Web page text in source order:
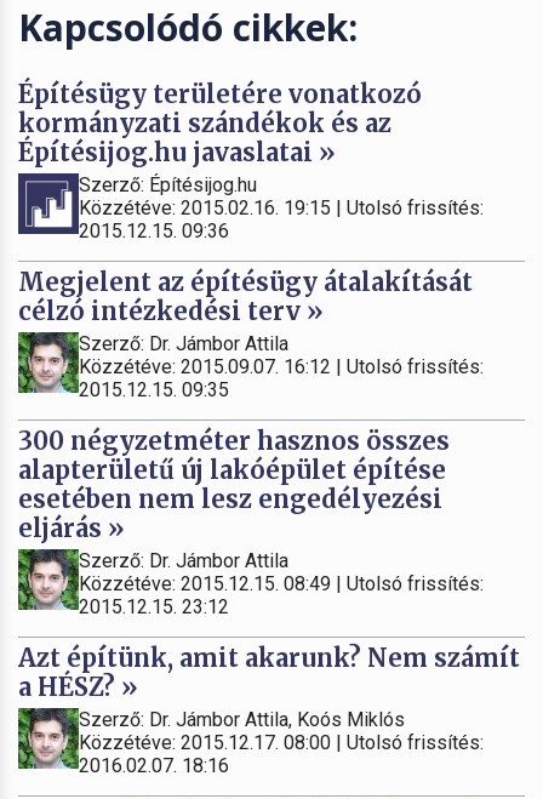
Kapcsolódó cikkek:
Építésügy területére vonatkozó
kormányzati szándékok és az
Építésijog.hu javaslatai »
Szerző: Építésijog.hu
Közzétéve: 2015.02.16. 19:15 | Utolsó frissítés:
2015.12.15. 09:36
Megjelent az építésügy átalakítását
célzó intézkedési terv »
Szerző: Dr. Jámbor Attila
Közzétéve: 2015.09.07. 16:12 | Utolsó frissítés:
2015.12.15. 09:35
300 négyzetméter hasznos összes
alapterületű új lakóépület építése
esetében nem lesz engedélyezési
eljárás »
Szerző: Dr. Jámbor Attila
Közzétéve: 2015.12.15. 08:49 | Utolsó frissítés:
2015.12.15. 23:12
Azt építünk, amit akarunk? Nem számít
a HÉSZ? »
Szerző: Dr. Jámbor Attila, Koós Miklós
Közzétéve: 2015.12.17. 08:00 | Utolsó frissítés:
2016.02.07. 18:16